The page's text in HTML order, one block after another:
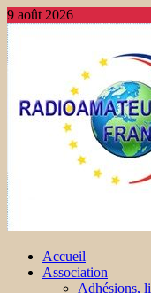
9 août 2026
Accueil
Association
Adhésions,